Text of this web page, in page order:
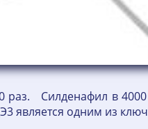
раз. Силденафил в
является одним из